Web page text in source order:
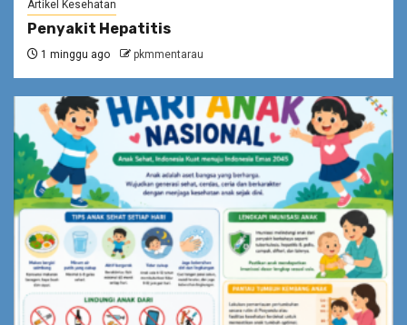
Artikel Kesehatan
Penyakit Hepatitis
1 minggu ago pkmmentarau